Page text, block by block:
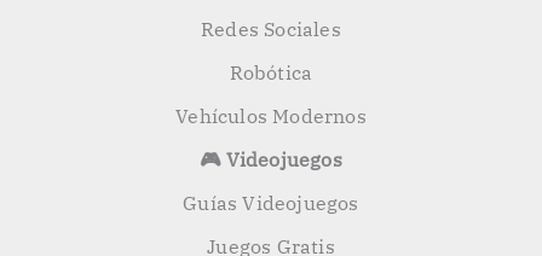
Redes Sociales
Robótica
Vehículos Modernos
🎮 Videojuegos
Guías Videojuegos
Juegos Gratis